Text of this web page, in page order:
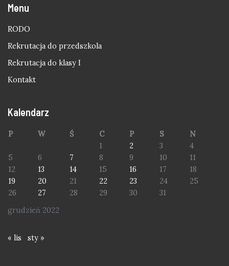
Menu
RODO
Rekrutacja do przedszkola
Rekrutacja do klasy I
Kontakt
Kalendarz
grudzień 2022
P W Ś C P S
N
1
2 3
4
5
6 7 8 9 10
11
12
13 14 15 16 17
18
19
20 21 22 23 24
25
26
27 28 29 30 31
« lis sty »